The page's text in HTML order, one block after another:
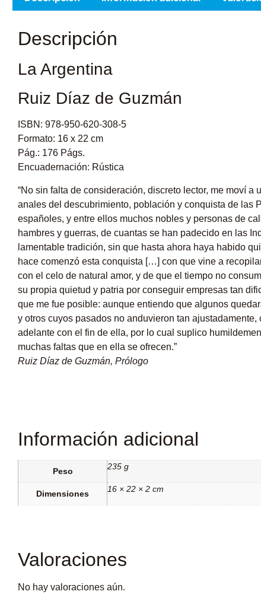
Descripción
La Argentina
Ruiz Díaz de Guzmán
ISBN: 978-950-620-308-5
Formato: 16 x 22 cm
Pág.: 176 Págs.
Encuadernación: Rústica
“No sin falta de consideración, discreto lector, me moví
anales del descubrimiento, población y conquista de las
españoles, y entre ellos muchos nobles y personas de
hambres y guerras, de cuantas se han padecido en las
lamentable tradición, sin que hasta ahora haya habido
hace comenzó esta conquista […] con que vine a
con el celo de natural amor, y de que el tiempo no
su propia quietud y patria por conseguir empresas tan
que me fue posible: aunque entiendo que algunos
y otros cuyos pasados no anduvieron tan
adelante con el fin de ella, por lo cual suplico
muchas faltas que en ella se ofrecen.”
Ruiz Díaz de Guzmán, Prólogo
Información adicional
Peso 235 g
Dimensiones 16 × 22 × 2 cm
Valoraciones
No hay valoraciones aún.